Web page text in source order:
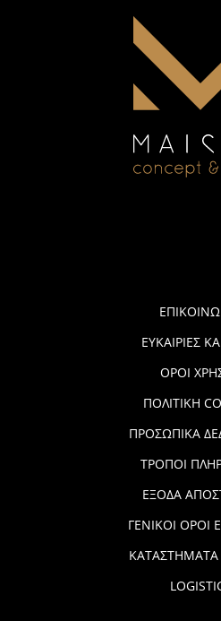
ΕΥΚΑΙΡΙΕΣ
ΟΡΟΙ
ΠΟΛΙΤΙΚΗ
ΠΡΟΣΩΠΙΚΑ
ΤΡΟΠΟΙ
ΕΞΟΔΑ
ΓΕΝΙΚΟΙ ΟΡΟΙ
ΚΑΤΑΣΤΗΜΑΤΑ